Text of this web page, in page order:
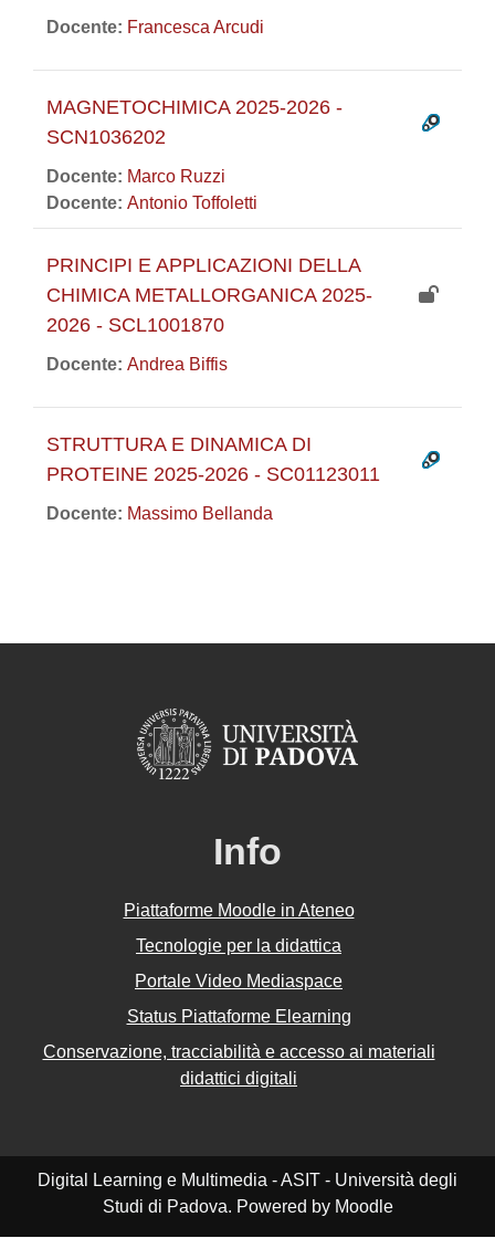
Docente: Francesca Arcudi
MAGNETOCHIMICA 2025-2026 -
SCN1036202
Docente: Marco Ruzzi
Docente: Antonio Toffoletti
PRINCIPI E APPLICAZIONI DELLA
CHIMICA METALLORGANICA 2025-
2026 - SCL1001870
Docente: Andrea Biffis
STRUTTURA E DINAMICA DI
PROTEINE 2025-2026 - SC01123011
Docente: Massimo Bellanda
Info
Piattaforme Moodle in Ateneo
Tecnologie per la didattica
Portale Video Mediaspace
Status Piattaforme Elearning
Conservazione, tracciabilità e accesso ai materiali
didattici digitali
Digital Learning e Multimedia - ASIT - Università degli
Studi di Padova. Powered by Moodle